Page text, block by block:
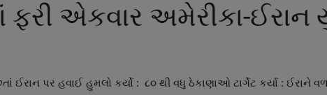
ફરી એકવાર અમેરીકા-ઈરાન
ઈરાન પર હવાઈ હુમલો કર્યો : ૮૦ થી વધુ ઠેકાણાઓ ટાર્ગેટ કર્યા : ઈરાને